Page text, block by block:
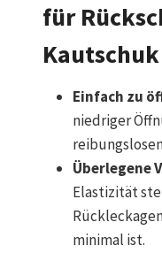
für
Einfach zu
niedriger
Überlegene
Elastizität
minimal ist.